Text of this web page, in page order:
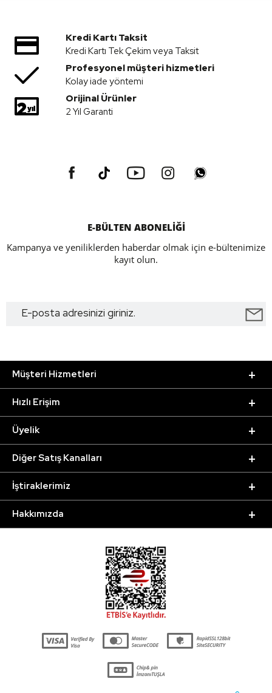
Kredi Kartı Taksit
Kredi Kartı Tek Çekim veya Taksit
Profesyonel müşteri hizmetleri
Kolay iade yöntemi
Orijinal Ürünler
2 Yıl Garanti
E-BÜLTEN ABONELİĞİ
Kampanya ve yeniliklerden haberdar olmak için e-bültenimize
kayıt olun.
Müşteri Hizmetleri
Hızlı Erişim
Üyelik
Diğer Satış Kanalları
İştiraklerimiz
Hakkımızda